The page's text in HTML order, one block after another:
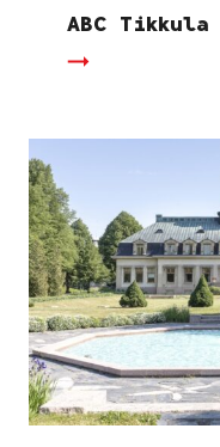
ABC Tikkula